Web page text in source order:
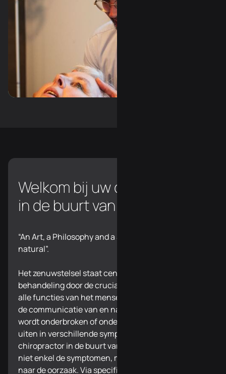
Welkom bij uw chiropractor
in de buurt van Hulsel
“An Art, a Philosophy and a Science of all things
natural”.
Het zenuwstelsel staat centraal in onze
behandeling door de cruciale rol dat het speelt in
alle functies van het menselijk lichaam. Wanneer
de communicatie van en naar het zenuwstelsel
wordt onderbroken of onder druk staat, kan dit zich
uiten in verschillende symptomen. Bij uw
chiropractor in de buurt van Hulsel bestrijden we
niet enkel de symptomen, maar gaan we opzoek
naar de oorzaak. Via specifieke correcties kunnen